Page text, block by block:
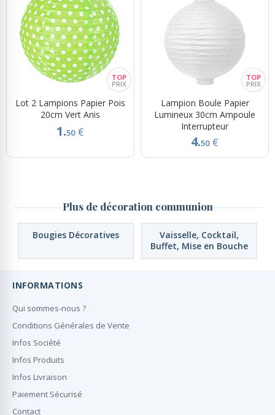
Lot 2 Lampions Papier Pois
20cm Vert Anis
1.50 €
Lampion Boule Papier
Lumineux 30cm Ampoule
Interrupteur
4.50 €
Plus de décoration communion
Bougies Décoratives
Vaisselle, Cocktail,
Buffet, Mise en Bouche
INFORMATIONS
Qui sommes-nous ?
Conditions Générales de Vente
Infos Société
Infos Produits
Infos Livraison
Paiement Sécurisé
Contact